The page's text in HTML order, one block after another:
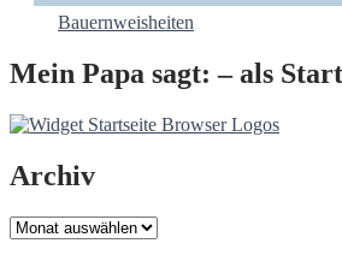
Bauernweisheiten
Mein Papa sagt: – als
Archiv
Archiv